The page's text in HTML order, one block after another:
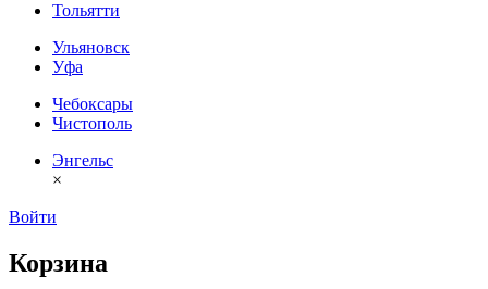
Тольятти
Ульяновск
Уфа
Чебоксары
Чистополь
Энгельс
×
Войти
Корзина